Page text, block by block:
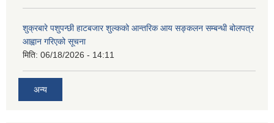
शुक्रबारे पशुपन्छी हाटबजार शुल्कको आन्तरिक आय सङ्कलन सम्बन्धी बोलपत्र
आह्वान गरिएको सूचना
मिति: 06/18/2026 - 14:11
अन्य